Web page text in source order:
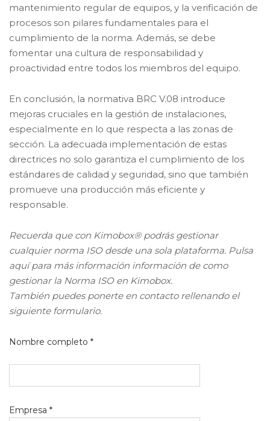
mantenimiento regular de equipos, y la verificación de
procesos son pilares fundamentales para el
cumplimiento de la norma. Además, se debe
fomentar una cultura de responsabilidad y
proactividad entre todos los miembros del equipo.
En conclusión, la normativa BRC V.08 introduce
mejoras cruciales en la gestión de instalaciones,
especialmente en lo que respecta a las zonas de
sección. La adecuada implementación de estas
directrices no solo garantiza el cumplimiento de los
estándares de calidad y seguridad, sino que también
promueve una producción más eficiente y
responsable.
Recuerda que con Kimobox® podrás gestionar
cualquier norma ISO desde una sola plataforma. Pulsa
aquí para más información información de como
gestionar la Norma ISO en Kimobox.
También puedes ponerte en contacto rellenando el
siguiente formulario.
Nombre completo *
Empresa *